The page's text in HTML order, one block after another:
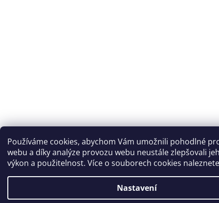
Používáme cookies, abychom Vám umožnili pohodlné
webu a díky analýze provozu webu neustále zlepšovali
výkon a použitelnost. Více o souborech cookies
Nastavení